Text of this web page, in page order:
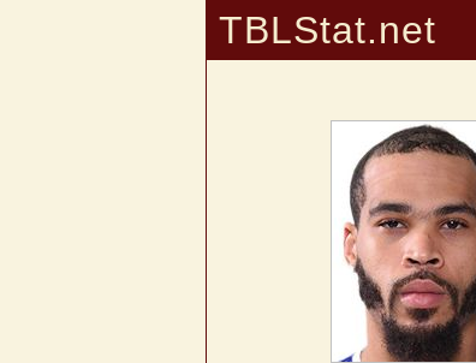
TBLStat.net